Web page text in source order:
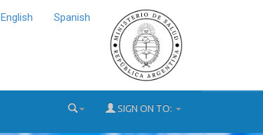
English Spanish
SIGN ON TO: